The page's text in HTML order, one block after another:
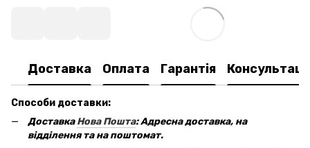
Доставка Оплата Гарантія
Способи доставки:
ДоставкаНова Пошта: Адресна доставка, на
відділення та на поштомат.